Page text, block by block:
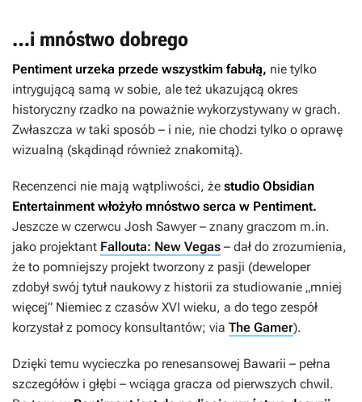
…i mnóstwo dobrego
Pentiment urzeka przede wszystkim fabułą, nie tylko
intrygującą samą w sobie, ale też ukazującą okres
historyczny rzadko na poważnie wykorzystywany w grach.
Zwłaszcza w taki sposób – i nie, nie chodzi tylko o oprawę
wizualną (skądinąd również znakomitą).
Recenzenci nie mają wątpliwości, że studio Obsidian
Entertainment włożyło mnóstwo serca w Pentiment.
Jeszcze w czerwcu Josh Sawyer – znany graczom m.in.
jako projektant Fallouta: New Vegas – dał do zrozumienia,
że to pomniejszy projekt tworzony z pasji (deweloper
zdobył swój tytuł naukowy z historii za studiowanie „mniej
więcej” Niemiec z czasów XVI wieku, a do tego zespół
korzystał z pomocy konsultantów; via The Gamer).
Dzięki temu wycieczka po renesansowej Bawarii – pełna
szczegółów i głębi – wciąga gracza od pierwszych chwil.